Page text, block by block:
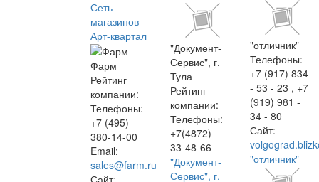
Сеть
магазинов
Арт-квартал
Фарм
Рейтинг
компании:
Телефоны:
+7 (495)
380-14-00
Email:
sales@farm.ru
Сайт:
"Документ-
Сервис", г.
Тула
Рейтинг
компании:
Телефоны:
+7(4872)
33-48-66
"Документ-
Сервис", г.
"отличник"
Телефоны:
+7 (917) 834
- 53 - 23 , +7
(919) 981 -
34 - 80
Сайт:
"отличник"